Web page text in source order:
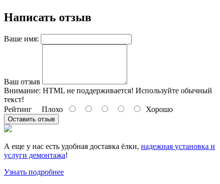
Написать отзыв
Ваше имя:
Ваш отзыв
Внимание: HTML не поддерживается! Используйте обычный
текст!
Рейтинг Плохо Хорошо
Оставить отзыв
А еще у нас есть удобная доставка ёлки, надежная установка и
услуги демонтажа!
Узнать подробнее